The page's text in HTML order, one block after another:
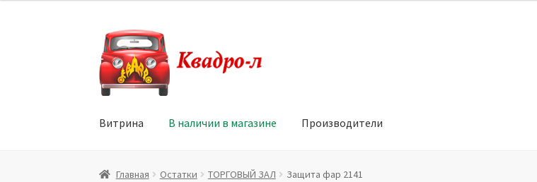
Перейти
к
навигации
Перейти
к
содержимому
Витрина В наличии в магазине Производители
Главная Витрина Мой аккаунтПолитика в отношении обработки персональных данных
Главная Остатки ТОРГОВЫЙ ЗАЛ Защита фар 2141